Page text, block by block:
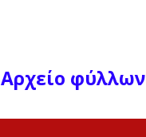
Αρχείο φύλλων